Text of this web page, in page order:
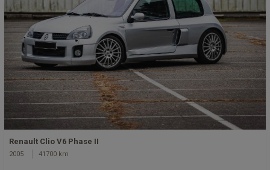
Renault Clio V6 Phase II
2005 41700 km